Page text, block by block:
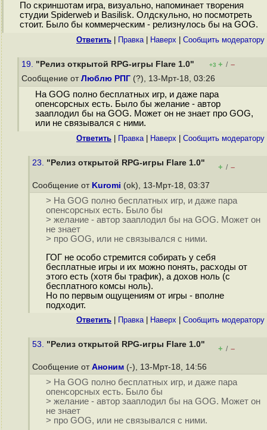
По скриншотам игра, визуально, напоминает творения
студии Spiderweb и Basilisk. Олдскульно, но посмотреть
стоит. Было бы коммерческим - релизнулось бы на GOG.
Ответить Правка| Наверх Cообщить модератору
19. "Релиз открытой RPG-игры Flare 1.0" +3 + / –
Сообщение от Люблю РПГ (?), 13-Мрт-18, 03:26
На GOG полно бесплатных игр, и даже пара
опенсорсных есть. Было бы желание - автор
зааплодил бы на GOG. Может он не знает про GOG,
или не связывался с ними.
Ответить Правка| Наверх Cообщить модератору
23. "Релиз открытой RPG-игры Flare 1.0" + / –
Сообщение от Kuromi (ok), 13-Мрт-18, 03:37
> На GOG полно бесплатных игр, и даже пара
опенсорсных есть. Было бы
> желание - автор зааплодил бы на GOG. Может он
не знает
> про GOG, или не связывался с ними.
ГОГ не особо стремится собирать у себя
бесплатные игры и их можно понять, расходы от
этого есть (хотя бы трафик), а дохов ноль (с
бесплатного комсы ноль).
Но по первым ощущениям от игры - вполне
подходит.
Ответить Правка| Наверх Cообщить модератору
53. "Релиз открытой RPG-игры Flare 1.0" + / –
Сообщение от Аноним (-), 13-Мрт-18, 14:56
> На GOG полно бесплатных игр, и даже пара
опенсорсных есть. Было бы
> желание - автор зааплодил бы на GOG. Может он
не знает
> про GOG, или не связывался с ними.